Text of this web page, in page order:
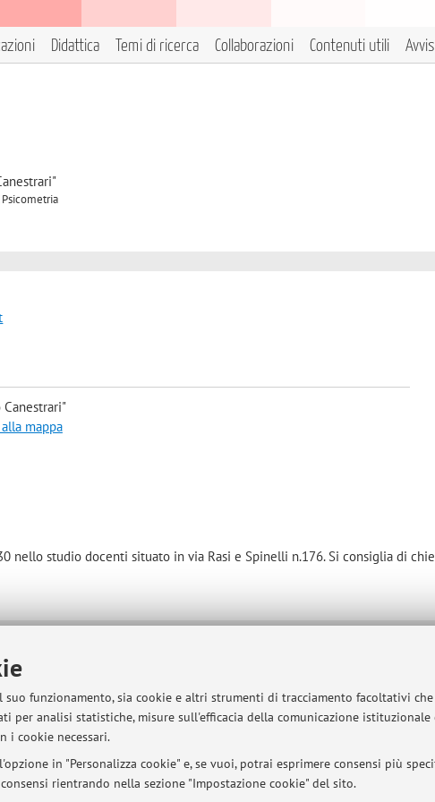
funzionamento, sia cookie e altri strumenti di tracciamento facoltativi
per analisi statistiche, misure sull'efficacia della comunicazione
i cookie necessari.
in "Personalizza cookie" e, se vuoi, potrai esprimere consensi più
rientrando nella sezione "Impostazione cookie" del sito.
Didattica Temi di ricerca Collaborazioni Contenuti utili
mappa
nello studio docenti situato in via Rasi e Spinelli n.176. Si consiglia di
di Bologna - Via Zamboni, 33 - 40126 Bologna - Partita IVA: 01131710376